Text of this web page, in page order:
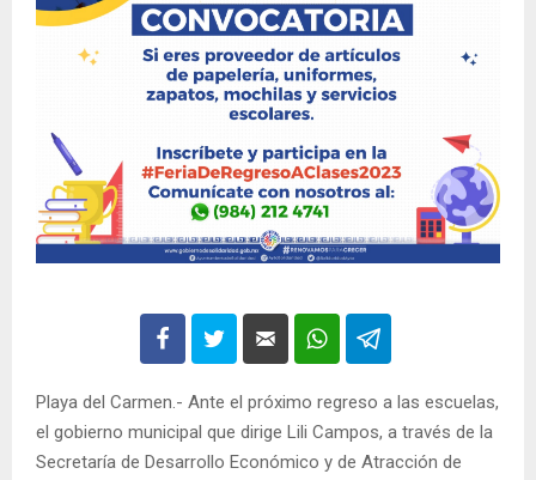
Playa del Carmen.- Ante el próximo regreso a las escuelas,
el gobierno municipal que dirige Lili Campos, a través de la
Secretaría de Desarrollo Económico y de Atracción de